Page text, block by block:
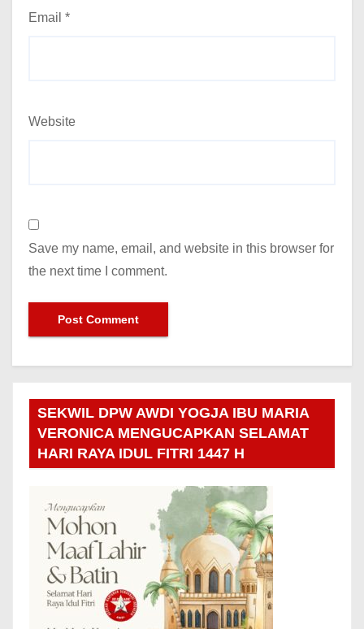
Email *
Website
Save my name, email, and website in this browser for
the next time I comment.
SEKWIL DPW AWDI YOGJA IBU MARIA
VERONICA MENGUCAPKAN SELAMAT
HARI RAYA IDUL FITRI 1447 H